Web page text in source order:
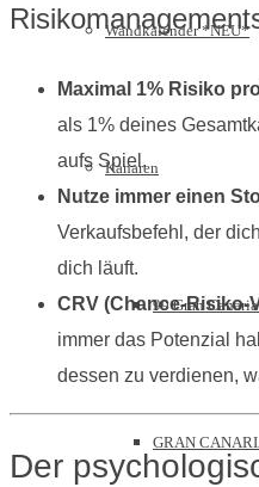
Wandkalender *NEU*
Kanaren
99 Gran
GRAN
Maximal 1% Risiko
als 1% deines
aufs Spiel.
Nutze immer einen
Verkaufsbefehl, der
dich läuft.
CRV (Chance-Risiko-
immer das Potenzial
dessen zu verdienen,
Der